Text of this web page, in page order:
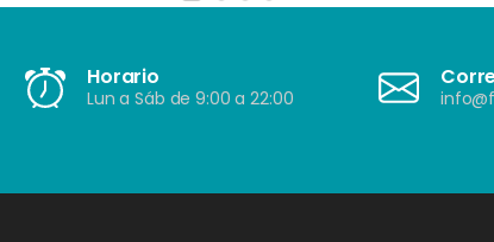
Horario
Lun a Sáb de 9:00 a 22:00